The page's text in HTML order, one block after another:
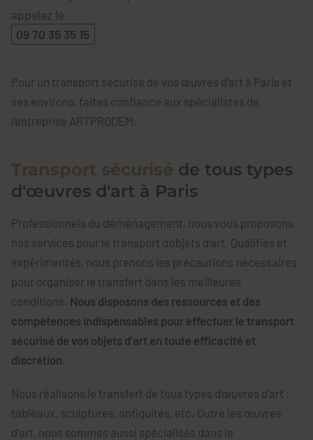
appelez le
09 70 35 35 15
Pour un transport sécurisé de vos œuvres d’art à Paris et
ses environs, faites confiance aux spécialistes de
l’entreprise ARTPRODEM.
Transport sécurisé de tous types
d'œuvres d'art à Paris
Professionnels du déménagement, nous vous proposons
nos services pour le transport d’objets d’art. Qualifiés et
expérimentés, nous prenons les précautions nécessaires
pour organiser le transfert dans les meilleures
conditions. Nous disposons des ressources et des
compétences indispensables pour effectuer le transport
sécurisé de vos objets d’art en toute efficacité et
discrétion.
Nous réalisons le transfert de tous types d’œuvres d’art :
tableaux, sculptures, antiquités, etc. Outre les œuvres
d’art, nous sommes aussi spécialisés dans le